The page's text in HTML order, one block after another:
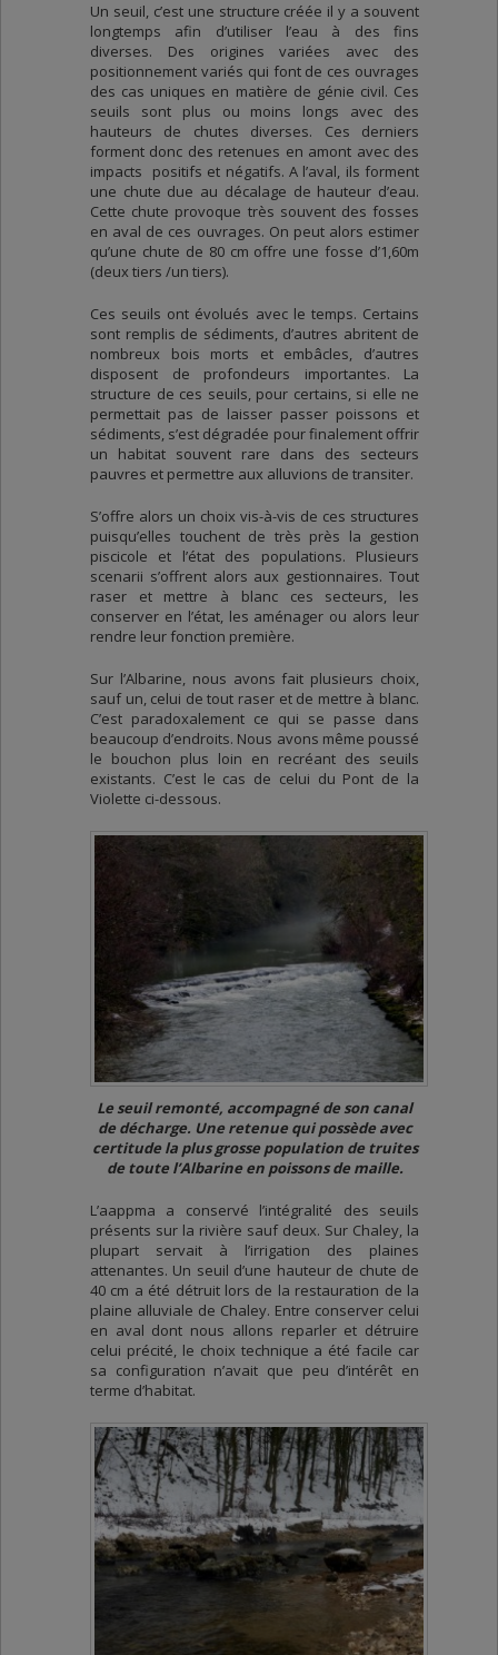
Un seuil, c’est une structure créée il y a souvent
longtemps afin d’utiliser l’eau à des fins
diverses. Des origines variées avec des
positionnement variés qui font de ces ouvrages
des cas uniques en matière de génie civil. Ces
seuils sont plus ou moins longs avec des
hauteurs de chutes diverses. Ces derniers
forment donc des retenues en amont avec des
impacts positifs et négatifs. A l’aval, ils forment
une chute due au décalage de hauteur d’eau.
Cette chute provoque très souvent des fosses
en aval de ces ouvrages. On peut alors estimer
qu’une chute de 80 cm offre une fosse d’1,60m
(deux tiers /un tiers).
Ces seuils ont évolués avec le temps. Certains
sont remplis de sédiments, d’autres abritent de
nombreux bois morts et embâcles, d’autres
disposent de profondeurs importantes. La
structure de ces seuils, pour certains, si elle ne
permettait pas de laisser passer poissons et
sédiments, s’est dégradée pour finalement offrir
un habitat souvent rare dans des secteurs
pauvres et permettre aux alluvions de transiter.
S’offre alors un choix vis-à-vis de ces structures
puisqu’elles touchent de très près la gestion
piscicole et l’état des populations. Plusieurs
scenarii s’offrent alors aux gestionnaires. Tout
raser et mettre à blanc ces secteurs, les
conserver en l’état, les aménager ou alors leur
rendre leur fonction première.
Sur l’Albarine, nous avons fait plusieurs choix,
sauf un, celui de tout raser et de mettre à blanc.
C’est paradoxalement ce qui se passe dans
beaucoup d’endroits. Nous avons même poussé
le bouchon plus loin en recréant des seuils
existants. C’est le cas de celui du Pont de la
Violette ci-dessous.
Le seuil remonté, accompagné de son canal
de décharge. Une retenue qui possède avec
certitude la plus grosse population de truites
de toute l’Albarine en poissons de maille.
L’aappma a conservé l’intégralité des seuils
présents sur la rivière sauf deux. Sur Chaley, la
plupart servait à l’irrigation des plaines
attenantes. Un seuil d’une hauteur de chute de
40 cm a été détruit lors de la restauration de la
plaine alluviale de Chaley. Entre conserver celui
en aval dont nous allons reparler et détruire
celui précité, le choix technique a été facile car
sa configuration n’avait que peu d’intérêt en
terme d’habitat.